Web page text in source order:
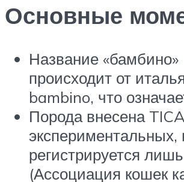
Основные
Название «бамбино»
происходит от
bambino, что
Порода внесена
экспериментальных,
регистрируется
(Ассоциация кошек